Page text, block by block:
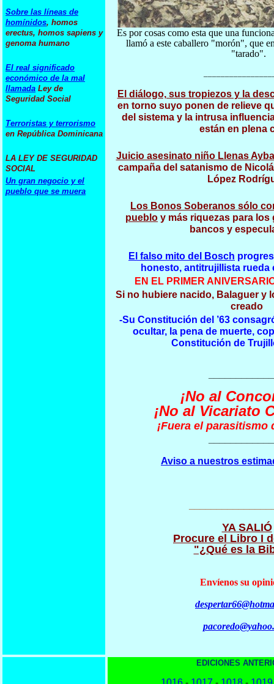
Sobre las líneas de
homínidos, homos
erectus, homos sapiens y
genoma humano
El real significado
económico de la mal
llamada Ley de
Seguridad Social
Terroristas y terrorismo
en República Dominicana
LA LEY DE SEGURIDAD
SOCIAL
Un gran negocio y el
pueblo que se muera
Es por cosas como esta que una
llamó a este caballero "morón", que
"tarado".
El diálogo, sus tropiezos y la
en torno suyo ponen de relieve
del sistema y la intrusa
están en plena
Juicio asesinato niño Llenas
campaña del satanismo de
López
Los Bonos Soberanos sólo
pueblo y más riquezas para
bancos y
El falso mito del Bosch
honesto, antitrujillista rueda
EN EL PRIMER
Si no hubiere nacido, Balaguer y
creado
-Su Constitución del ’63
ocultar, la pena de muerte,
Constitución de
¡No al
¡No al Vicariato
¡Fuera el parasitismo
Aviso a nuestros
YA SALIÓ
Procure el Libro I
"¿Qué es la
Envíenos su
EDICIONES